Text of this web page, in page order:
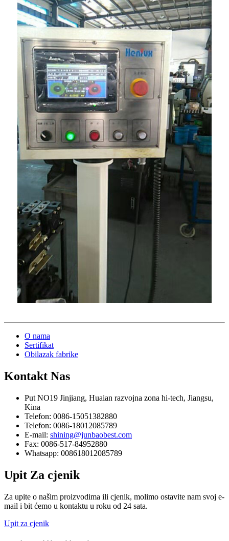
O nama
Sertifikat
Obilazak fabrike
Kontakt Nas
Put NO19 Jinjiang, Huaian razvojna zona hi-tech, Jiangsu,
Kina
Telefon: 0086-15051382880
Telefon: 0086-18012085789
E-mail: shining@junbaobest.com
Fax: 0086-517-84952880
Whatsapp: 008618012085789
Upit Za cjenik
Za upite o našim proizvodima ili cjenik, molimo ostavite nam svoj e-
mail i bit ćemo u kontaktu u roku od 24 sata.
Upit za cjenik